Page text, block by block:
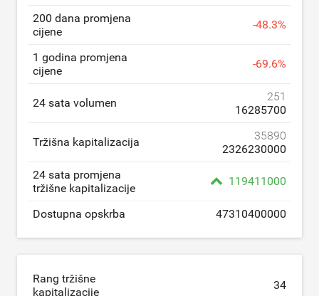
200 dana promjena
cijene
-48.3%
1 godina promjena
cijene
-69.6%
24 sata volumen
251
16285700
Tržišna kapitalizacija
35890
2326230000
24 sata promjena
tržišne kapitalizacije
119411000
Dostupna opskrba 47310400000
Rang tržišne
kapitalizacije
34